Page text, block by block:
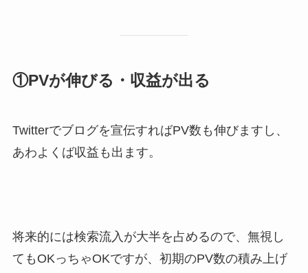
①PVが伸びる・収益が出る
Twitterでブログを宣伝すればPV数も伸びますし、
あわよくば収益も出ます。
将来的には検索流入が大半を占めるので、無視し
てもOKっちゃOKですが、初期のPV数の積み上げ